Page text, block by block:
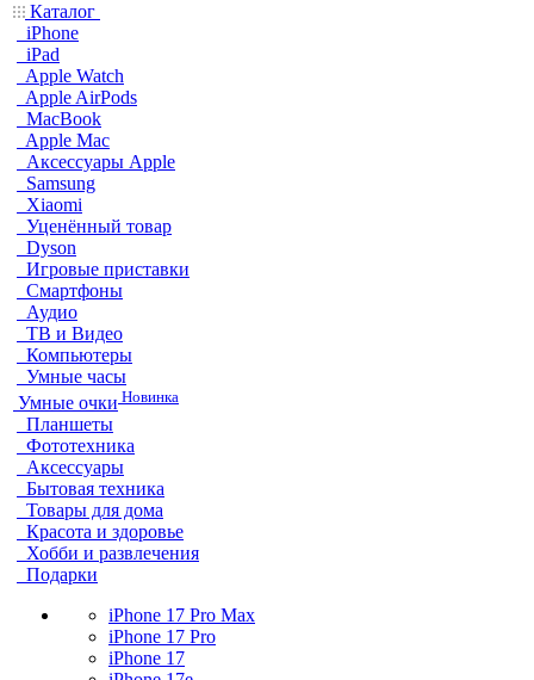
Каталог
iPhone
iPad
Apple Watch
Apple AirPods
MacBook
Apple Mac
Аксессуары Apple
Samsung
Xiaomi
Уценённый товар
Dyson
Игровые приставки
Смартфоны
Аудио
ТВ и Видео
Компьютеры
Умные часы
Умные очки Новинка
Планшеты
Фототехника
Аксессуары
Бытовая техника
Товары для дома
Красота и здоровье
Хобби и развлечения
Подарки
iPhone 17 Pro Max
iPhone 17 Pro
iPhone 17